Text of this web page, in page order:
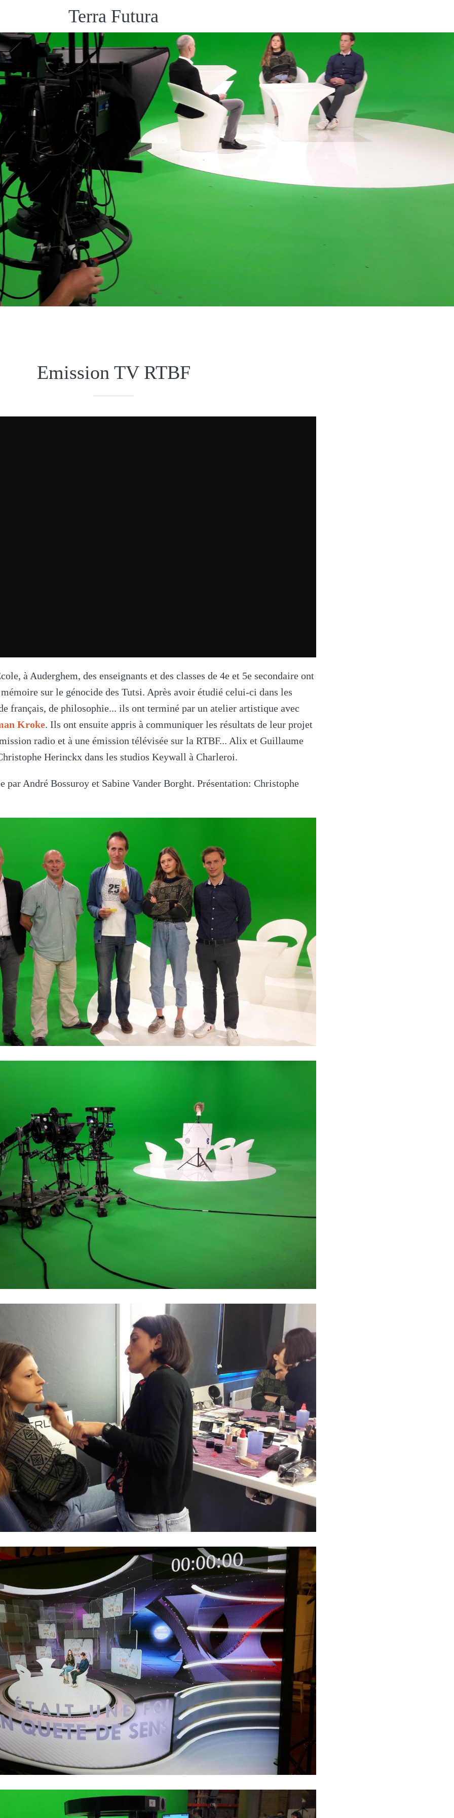
Terra Futura
Emission TV RTBF
à Auderghem, des enseignants et des classes de 4e et 5e secondaire ont
mémoire sur le génocide des Tutsi. Après avoir étudié celui-ci dans les
de français, de philosophie... ils ont terminé par un atelier artistique avec
Kroke. Ils ont ensuite appris à communiquer les résultats de leur projet
radio et à une émission télévisée sur la RTBF... Alix et Guillaume
Herinckx dans les studios Keywall à Charleroi.
par André Bossuroy et Sabine Vander Borght. Présentation: Christophe